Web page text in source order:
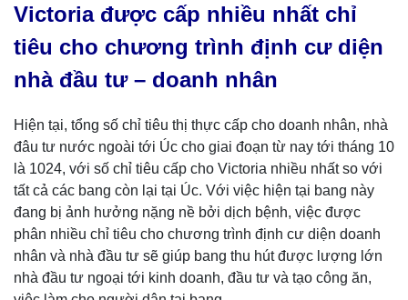
Victoria được cấp nhiều nhất chỉ
tiêu cho chương trình định cư diện
nhà đầu tư – doanh nhân
Hiện tại, tổng số chỉ tiêu thị thực cấp cho doanh nhân, nhà
đâu tư nước ngoài tới Úc cho giai đoạn từ nay tới tháng 10
là 1024, với số chỉ tiêu cấp cho Victoria nhiều nhất so với
tất cả các bang còn lại tại Úc. Với việc hiện tại bang này
đang bị ảnh hưởng nặng nề bởi dịch bệnh, việc được
phân nhiều chỉ tiêu cho chương trình định cư diện doanh
nhân và nhà đầu tư sẽ giúp bang thu hút được lượng lớn
nhà đầu tư ngoại tới kinh doanh, đầu tư và tạo công ăn,